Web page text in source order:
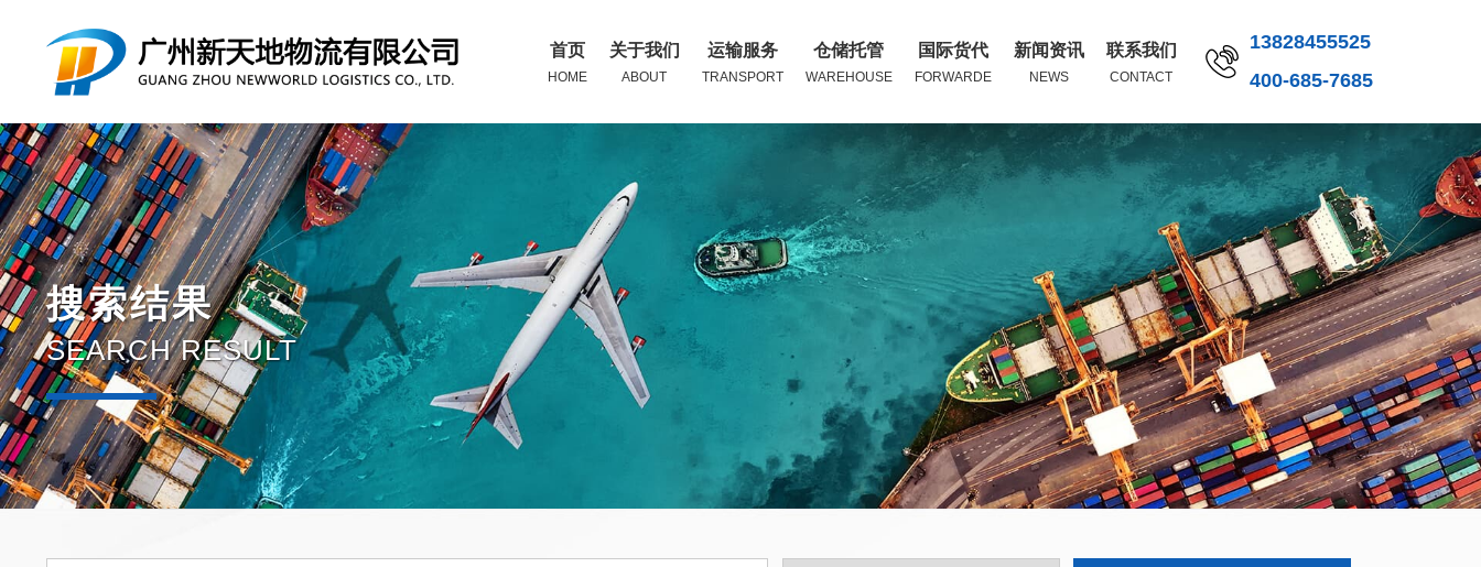
首页
HOME
关于我们
ABOUT
运输服务
TRANSPORT
仓储托管
WAREHOUSE
国际货代
FORWARDE
新闻资讯
NEWS
联系我们
CONTACT
13828455525
400-685-7685
搜索结果
SEARCH RESULT